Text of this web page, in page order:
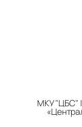
МКУ "ЦБС"